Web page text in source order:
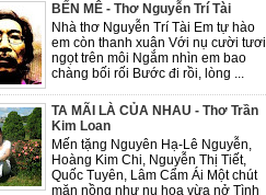
BẾN MÊ - Thơ Nguyễn Trí Tài
Nhà thơ Nguyễn Trí Tài Em tự hào
em còn thanh xuân Với nụ cười tươi,
ngọt trên môi Ngắm nhìn em bao
chàng bối rối Bước đi rồi, lòng ...
TA MÃI LÀ CỦA NHAU - Thơ Trần
Kim Loan
Mến tặng Nguyên Hạ-Lê Nguyễn,
Hoàng Kim Chi, Nguyễn Thị Tiết,
Quốc Tuyên, Lâm Cẩm Ái Một chút
mặn nồng như nụ hoa vừa nở Tình